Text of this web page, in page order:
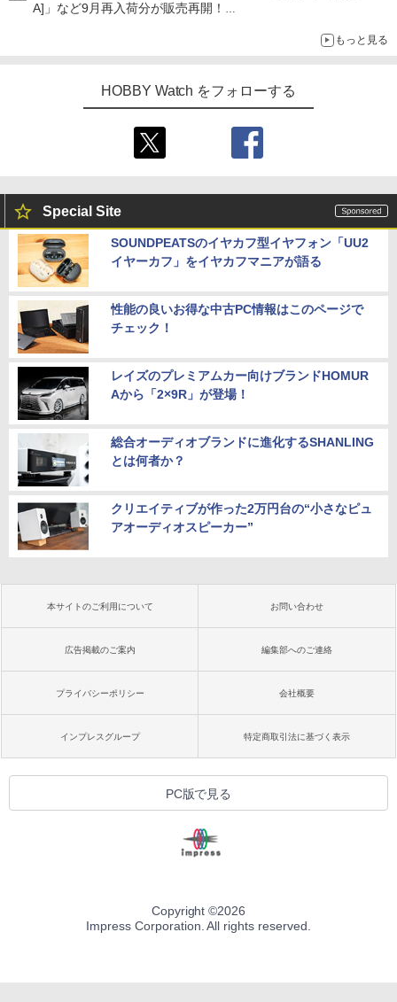
A]」など9月再入荷分が販売再開！
もっと見る
HOBBY Watch をフォローする
Special Site
SOUNDPEATSのイヤカフ型イヤフォン「UU2
イヤーカフ」をイヤカフマニアが語る
性能の良いお得な中古PC情報はこのページで
チェック！
レイズのプレミアムカー向けブランドHOMUR
Aから「2×9R」が登場！
総合オーディオブランドに進化するSHANLING
とは何者か？
クリエイティブが作った2万円台の“小さなピュ
アオーディオスピーカー”
本サイトのご利用について お問い合わせ
広告掲載のご案内 編集部へのご連絡
プライバシーポリシー 会社概要
インプレスグループ 特定商取引法に基づく表示
PC版で見る
Copyright ©2026
Impress Corporation. All rights reserved.